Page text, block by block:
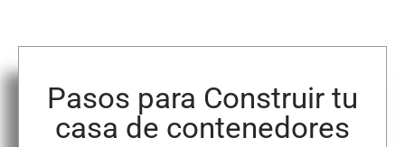
Pasos para Construir tu
casa de contenedores